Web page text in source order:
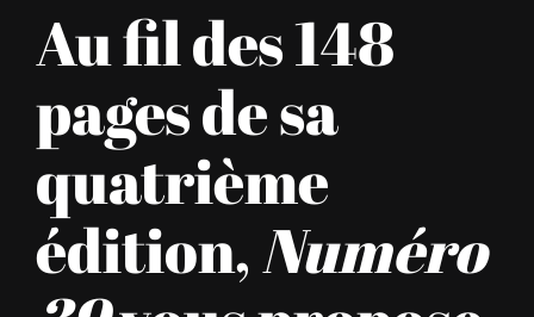
Au fil des 148
pages de sa
quatrième
édition,Numéro